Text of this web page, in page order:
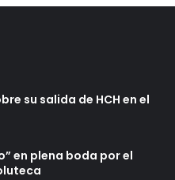
su salida de HCH en el
en plena boda por el